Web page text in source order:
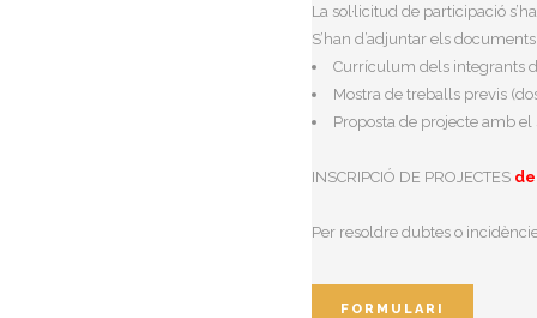
La sol·licitud de participació
S’han d’adjuntar els
Currículum dels integrants
Mostra de treballs previs
Proposta de projecte amb
INSCRIPCIÓ DE PROJECTES
Per resoldre dubtes o
FORMULARI